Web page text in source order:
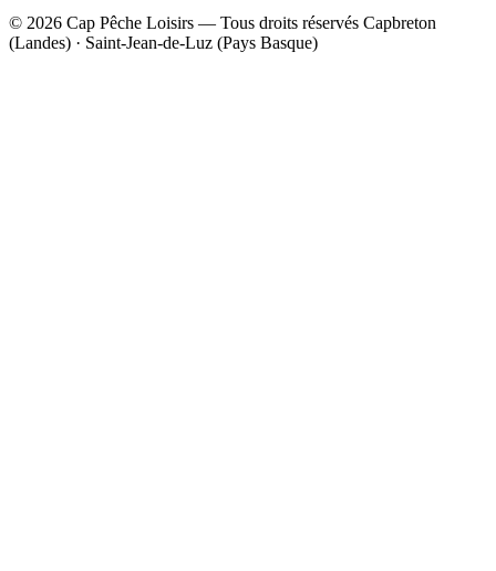
© 2026 Cap Pêche Loisirs — Tous droits réservés Capbreton
(Landes) · Saint-Jean-de-Luz (Pays Basque)